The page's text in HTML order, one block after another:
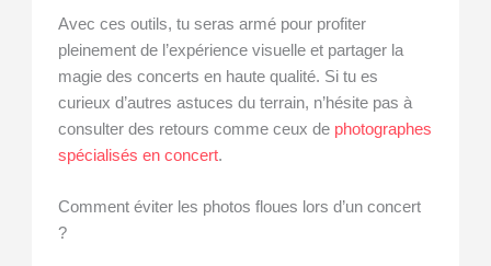
Avec ces outils, tu seras armé pour profiter
pleinement de l’expérience visuelle et partager la
magie des concerts en haute qualité. Si tu es
curieux d’autres astuces du terrain, n’hésite pas à
consulter des retours comme ceux de photographes
spécialisés en concert.
Comment éviter les photos floues lors d’un concert
?